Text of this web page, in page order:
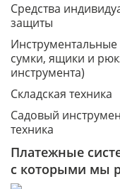
Средства
защиты
Инструментальные
сумки, ящики и
инструмента)
Складская техника
Садовый
техника
Платежные
с которыми мы